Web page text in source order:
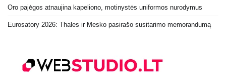
Oro pajėgos atnaujina kapeliono, motinystės uniformos nurodymus
Eurosatory 2026: Thales ir Mesko pasirašo susitarimo memorandumą